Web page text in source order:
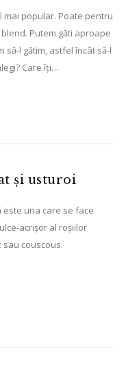
mai popular. Poate pentru
Putem găti aproape
să-l gătim, astfel încât să-l
Care îți…
și usturoi
este una care se face
acrișor al roșiilor
couscous.